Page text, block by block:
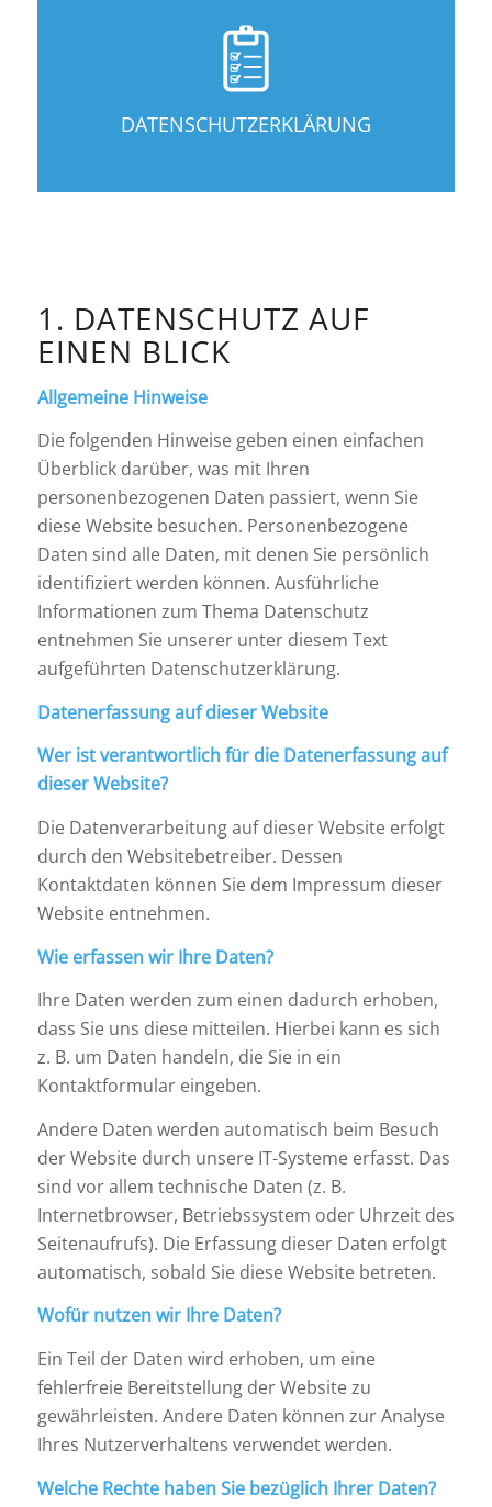
DATENSCHUTZERKLÄRUNG
1. DATENSCHUTZ AUF
EINEN BLICK
Allgemeine Hinweise
Die folgenden Hinweise geben einen einfachen
Überblick darüber, was mit Ihren
personenbezogenen Daten passiert, wenn Sie
diese Website besuchen. Personenbezogene
Daten sind alle Daten, mit denen Sie persönlich
identifiziert werden können. Ausführliche
Informationen zum Thema Datenschutz
entnehmen Sie unserer unter diesem Text
aufgeführten Datenschutzerklärung.
Datenerfassung auf dieser Website
Wer ist verantwortlich für die Datenerfassung auf
dieser Website?
Die Datenverarbeitung auf dieser Website erfolgt
durch den Websitebetreiber. Dessen
Kontaktdaten können Sie dem Impressum dieser
Website entnehmen.
Wie erfassen wir Ihre Daten?
Ihre Daten werden zum einen dadurch erhoben,
dass Sie uns diese mitteilen. Hierbei kann es sich
z. B. um Daten handeln, die Sie in ein
Kontaktformular eingeben.
Andere Daten werden automatisch beim Besuch
der Website durch unsere IT-Systeme erfasst. Das
sind vor allem technische Daten (z. B.
Internetbrowser, Betriebssystem oder Uhrzeit des
Seitenaufrufs). Die Erfassung dieser Daten erfolgt
automatisch, sobald Sie diese Website betreten.
Wofür nutzen wir Ihre Daten?
Ein Teil der Daten wird erhoben, um eine
fehlerfreie Bereitstellung der Website zu
gewährleisten. Andere Daten können zur Analyse
Ihres Nutzerverhaltens verwendet werden.
Welche Rechte haben Sie bezüglich Ihrer Daten?